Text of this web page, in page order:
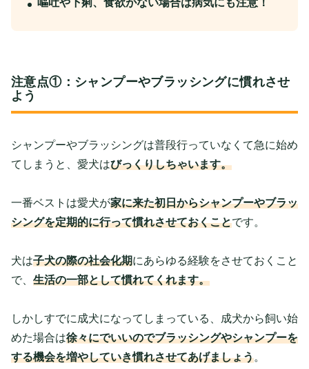
注意点①：シャンプーやブラッシングに慣れさせ
よう
シャンプーやブラッシングは普段行っていなくて急に始め
てしまうと、愛犬はびっくりしちゃいます。
一番ベストは愛犬が家に来た初日からシャンプーやブラッ
シングを定期的に行って慣れさせておくことです。
犬は子犬の際の社会化期にあらゆる経験をさせておくこと
で、 生活の一部として慣れてくれます。
しかしすでに成犬になってしまっている、成犬から飼い始
めた場合は徐々にでいいのでブラッシングやシャンプーを
する機会を増やしていき慣れさせてあげましょう。